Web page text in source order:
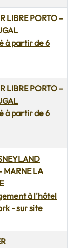
LIBRE PORTO -
à partir de 6
LIBRE PORTO -
à partir de 6
MARNE LA
à l'hôtel
- sur site